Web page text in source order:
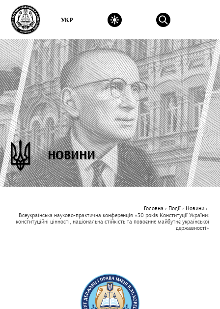
УКР
НОВИНИ
Головна› Події› Новини›
Всеукраїнська науково-практична конференція «30 років Конституції України:
конституційні цінності, національна стійкість та повоєнне майбутнє української
державності»